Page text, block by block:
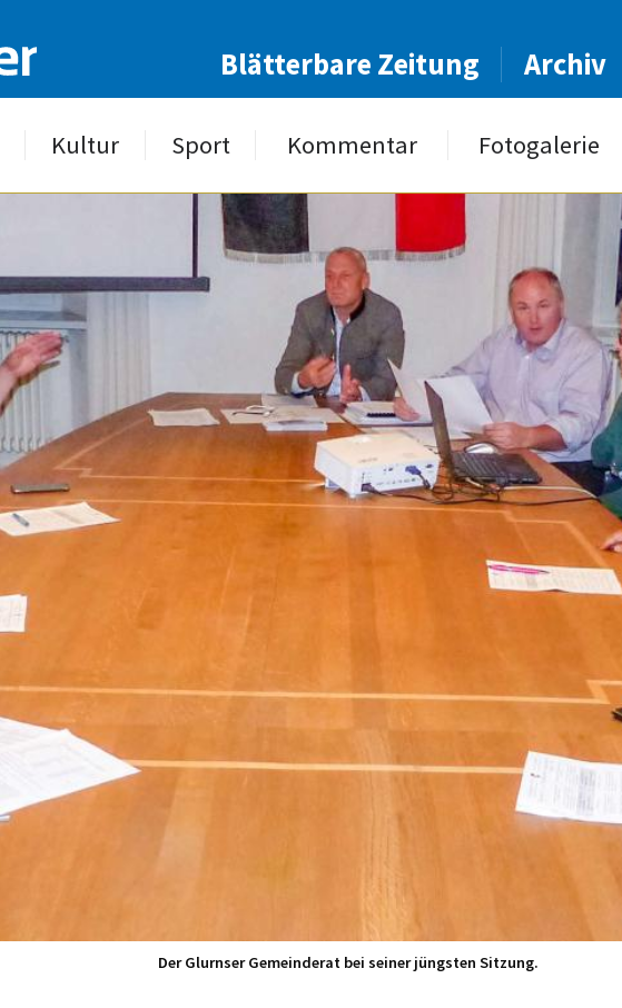
Blätterbare Zeitung Archiv
Kultur Sport Kommentar Fotogalerie
Der Glurnser Gemeinderat bei seiner jüngsten Sitzung.